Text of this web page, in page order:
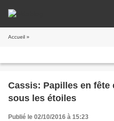
Accueil »
Cassis: Papilles en
sous les étoiles
Publié le 02/10/2016 à 15:23